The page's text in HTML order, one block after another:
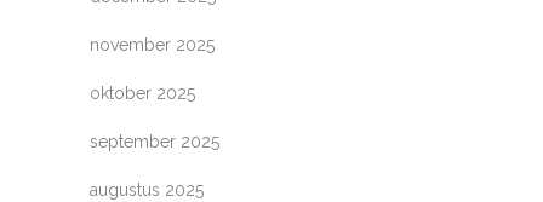
november 2025
oktober 2025
september 2025
augustus 2025